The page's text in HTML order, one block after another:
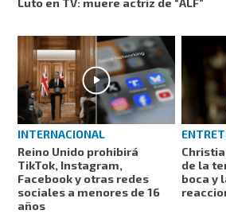
Luto en TV: muere actriz de “ALF”
INTERNACIONAL
Reino Unido prohibirá
TikTok, Instagram,
Facebook y otras redes
sociales a menores de 16
años
de la
boca y